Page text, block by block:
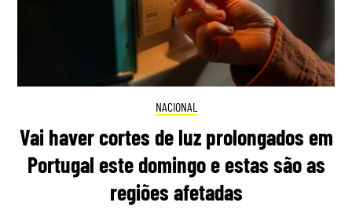
NACIONAL
Vai haver cortes de luz prolongados em
Portugal este domingo e estas são as
regiões afetadas